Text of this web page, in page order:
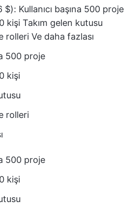
$): Kullanıcı başına 500 proje
kişi Takım gelen kutusu
rolleri Ve daha fazlası
500 proje
kişi
rolleri
500 proje
kişi